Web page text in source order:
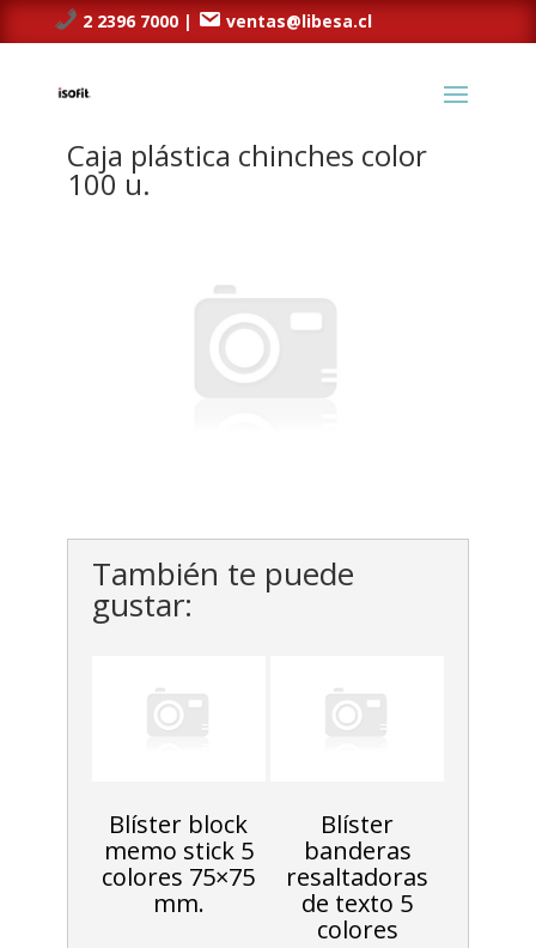
2 2396 7000 | ventas@libesa.cl
Caja plástica chinches color
100 u.
También te puede
gustar:
Blíster block
memo stick 5
colores 75×75
mm.
Blíster
banderas
resaltadoras
de texto 5
colores